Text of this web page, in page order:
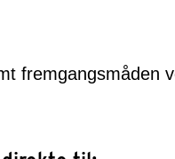
fremgangsmåden